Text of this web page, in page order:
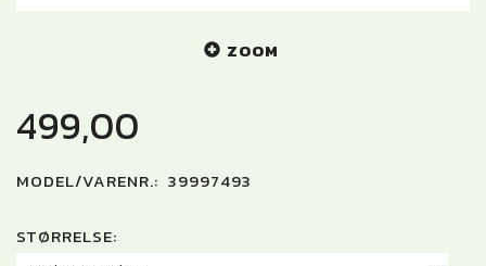
ZOOM
499,00
MODEL/VARENR.: 39997493
STØRRELSE: